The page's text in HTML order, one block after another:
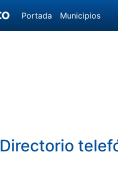
Portada Municipios
Directorio